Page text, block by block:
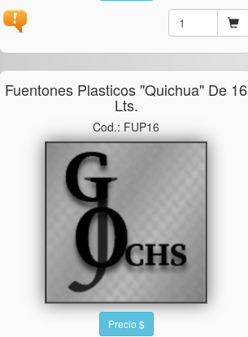
Fuentones Plasticos "quichua" De 16
Lts.
Cod.: FUP16
Precio $